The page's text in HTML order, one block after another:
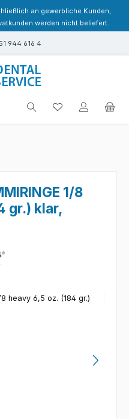
an gewerbliche Kunden,
werden nicht beliefert.
944 616 4
Du hast 0
1/8
gr.) klar,